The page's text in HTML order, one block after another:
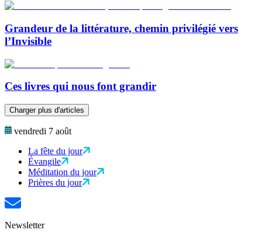
Grandeur de la littérature, chemin privilégié vers
l’Invisible
Ces livres qui nous font grandir
Charger plus d'articles
vendredi 7 août
La fête du jour
Évangile
Méditation du jour
Prières du jour
Newsletter